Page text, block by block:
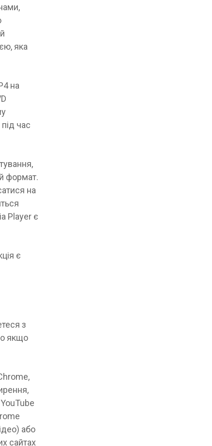
яка
на
час
формат.
на
Player є
є
з
якщо
або
сайтах